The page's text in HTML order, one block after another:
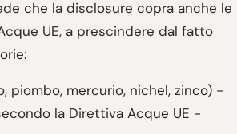
che la disclosure copra anche le
UE, a prescindere dal fatto
piombo, mercurio, nichel, zinco) -
la Direttiva Acque UE -